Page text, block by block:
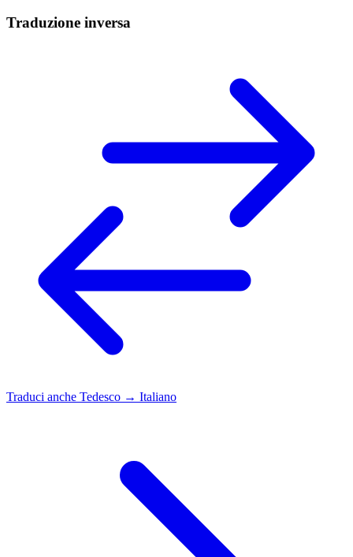
Traduzione inversa
Traduci anche Tedesco → Italiano